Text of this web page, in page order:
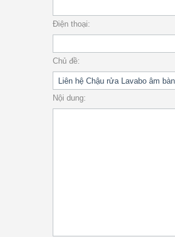
Điện thoại:
Chủ đề:
Nội dung: